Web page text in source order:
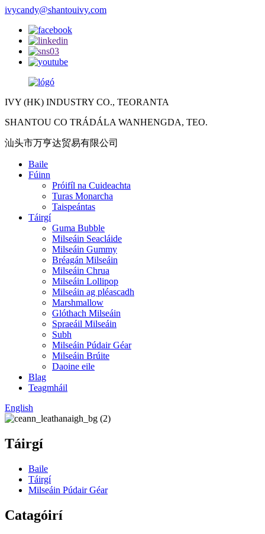
ivycandy@shantouivy.com
IVY (HK) INDUSTRY CO., TEORANTA
SHANTOU CO TRÁDÁLA WANHENGDA, TEO.
汕头市万亨达贸易有限公司
Baile
Fúinn
Próifíl na Cuideachta
Turas Monarcha
Taispeántas
Táirgí
Guma Bubble
Milseáin Seacláide
Milseáin Gummy
Bréagán Milseáin
Milseáin Chrua
Milseáin Lollipop
Milseáin ag pléascadh
Marshmallow
Glóthach Milseáin
Spraeáil Milseáin
Subh
Milseáin Púdair Géar
Milseáin Brúite
Daoine eile
Blag
Teagmháil
English
Táirgí
Baile
Táirgí
Milseáin Púdair Géar
Catagóirí